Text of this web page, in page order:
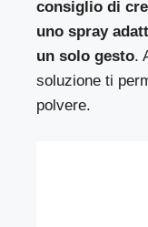
consiglio di
uno spray
un solo gesto.
soluzione ti
polvere.